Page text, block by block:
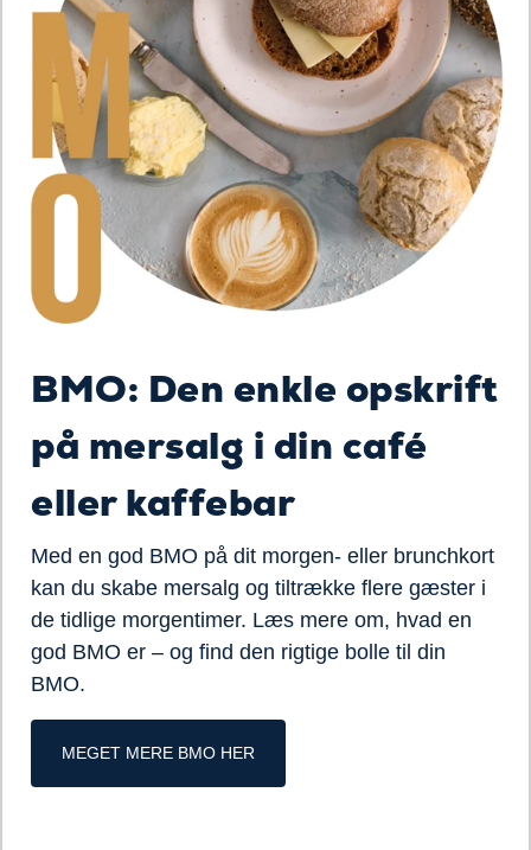
BMO: Den enkle opskrift
på mersalg i din café
eller kaffebar
Med en god BMO på dit morgen- eller brunchkort
kan du skabe mersalg og tiltrække flere gæster i
de tidlige morgentimer. Læs mere om, hvad en
god BMO er – og find den rigtige bolle til din
BMO.
MEGET MERE BMO HER